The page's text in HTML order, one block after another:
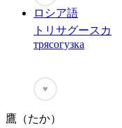
ロシア語
トリサグースカ
трясогузка
♥
鷹（たか）